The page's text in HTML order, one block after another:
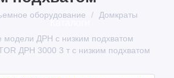
Каталоги
оборудование
Домкраты
модели ДРН с низким подхватом
ДРН 3000 3 т с низким подхватом